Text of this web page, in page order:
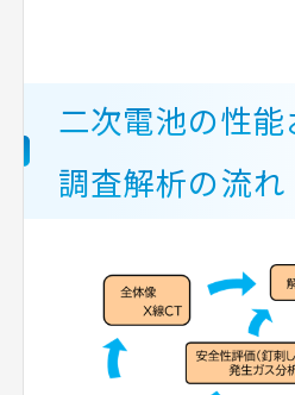
二次電池の性
調査解析の流れ